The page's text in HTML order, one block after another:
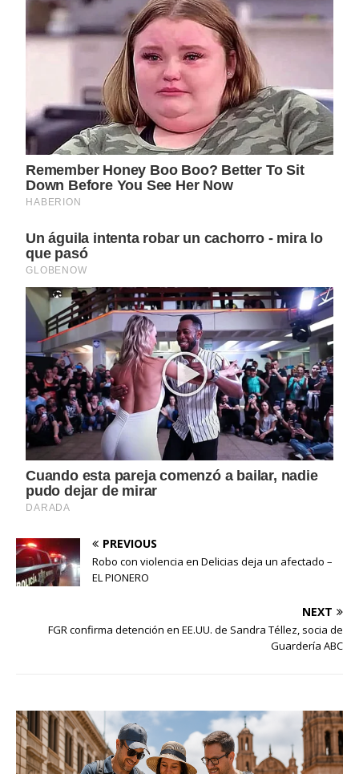
PREVIOUS
Robo con violencia en Delicias deja un afectado –
EL PIONERO
NEXT
FGR confirma detención en EE.UU. de Sandra Téllez, socia de
Guardería ABC